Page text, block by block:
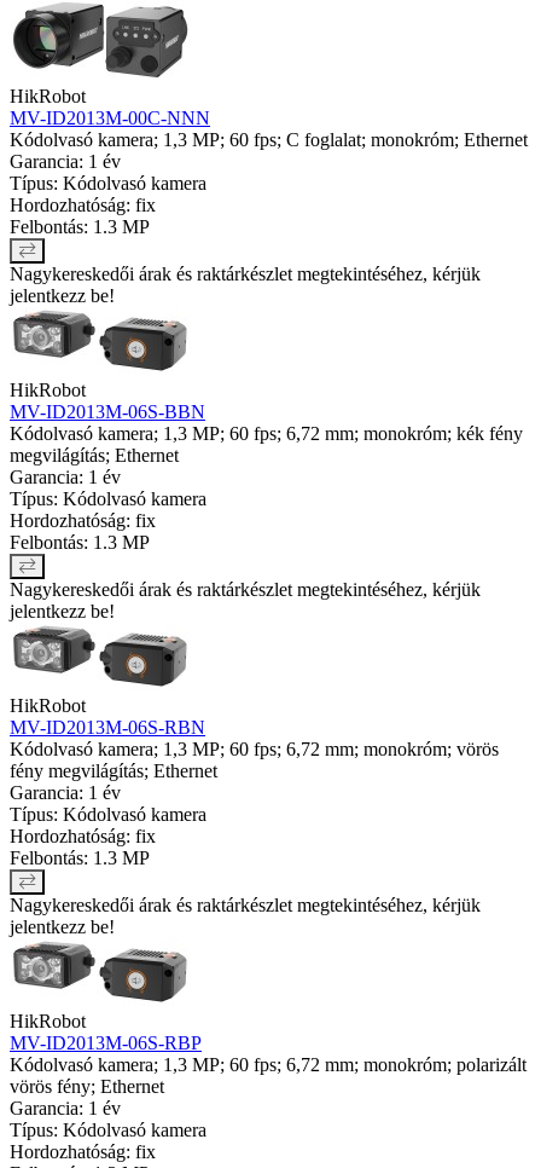
HikRobot
MV-ID2013M-00C-NNN
Kódolvasó kamera; 1,3 MP; 60 fps; C foglalat; monokróm; Ethernet
Garancia: 1 év
Típus: Kódolvasó kamera
Hordozhatóság: fix
Felbontás: 1.3 MP
Nagykereskedői árak és raktárkészlet megtekintéséhez, kérjük
jelentkezz be!
HikRobot
MV-ID2013M-06S-BBN
Kódolvasó kamera; 1,3 MP; 60 fps; 6,72 mm; monokróm; kék fény
megvilágítás; Ethernet
Garancia: 1 év
Típus: Kódolvasó kamera
Hordozhatóság: fix
Felbontás: 1.3 MP
Nagykereskedői árak és raktárkészlet megtekintéséhez, kérjük
jelentkezz be!
HikRobot
MV-ID2013M-06S-RBN
Kódolvasó kamera; 1,3 MP; 60 fps; 6,72 mm; monokróm; vörös
fény megvilágítás; Ethernet
Garancia: 1 év
Típus: Kódolvasó kamera
Hordozhatóság: fix
Felbontás: 1.3 MP
Nagykereskedői árak és raktárkészlet megtekintéséhez, kérjük
jelentkezz be!
HikRobot
MV-ID2013M-06S-RBP
Kódolvasó kamera; 1,3 MP; 60 fps; 6,72 mm; monokróm; polarizált
vörös fény; Ethernet
Garancia: 1 év
Típus: Kódolvasó kamera
Hordozhatóság: fix